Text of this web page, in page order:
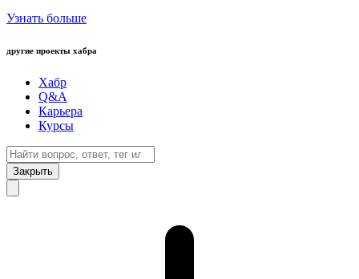
Узнать больше
другие проекты хабра
Хабр
Q&A
Карьера
Курсы
Закрыть